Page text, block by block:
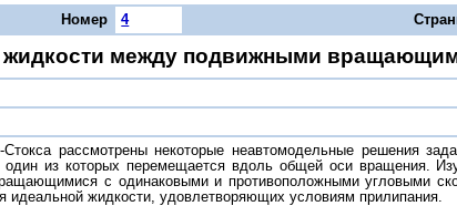
Номер 4
между подвижными
рассмотрены некоторые неавтомодельные решения
из которых перемещается вдоль общей оси вращения.
с одинаковыми и противоположными угловыми
жидкости, удовлетворяющих условиям прилипания.